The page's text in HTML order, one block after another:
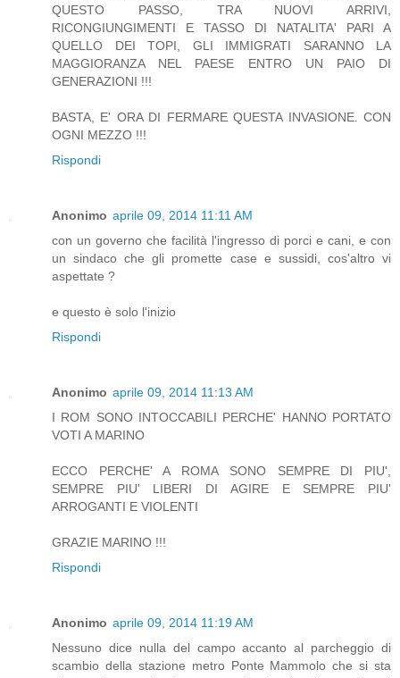
QUESTO PASSO, TRA NUOVI ARRIVI,
RICONGIUNGIMENTI E TASSO DI NATALITA' PARI A
QUELLO DEI TOPI, GLI IMMIGRATI SARANNO LA
MAGGIORANZA NEL PAESE ENTRO UN PAIO DI
GENERAZIONI !!!
BASTA, E' ORA DI FERMARE QUESTA INVASIONE. CON
OGNI MEZZO !!!
Rispondi
Anonimo aprile 09, 2014 11:11 AM
con un governo che facilità l'ingresso di porci e cani, e con
un sindaco che gli promette case e sussidi, cos'altro vi
aspettate ?
e questo è solo l'inizio
Rispondi
Anonimo aprile 09, 2014 11:13 AM
I ROM SONO INTOCCABILI PERCHE' HANNO PORTATO
VOTI A MARINO
ECCO PERCHE' A ROMA SONO SEMPRE DI PIU',
SEMPRE PIU' LIBERI DI AGIRE E SEMPRE PIU'
ARROGANTI E VIOLENTI
GRAZIE MARINO !!!
Rispondi
Anonimo aprile 09, 2014 11:19 AM
Nessuno dice nulla del campo accanto al parcheggio di
scambio della stazione metro Ponte Mammolo che si sta